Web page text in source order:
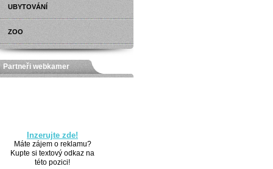
UBYTOVÁNÍ
ZOO
Partneři webkamer
Inzerujte zde!
Máte zájem o reklamu?
Kupte si textový odkaz na
této pozici!